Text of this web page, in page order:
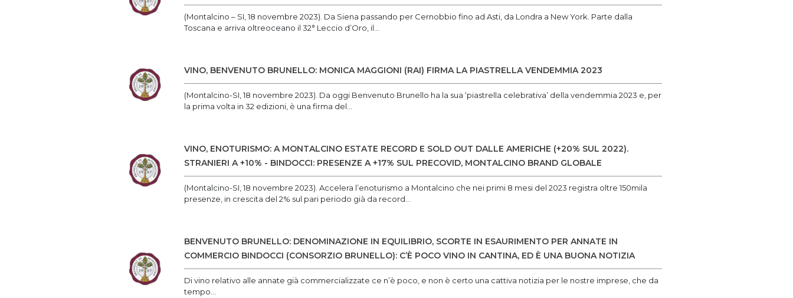
(Montalcino – SI, 18 novembre 2023). Da Siena passando per Cernobbio fino ad Asti, da Londra a New York. Parte dalla
Toscana e arriva oltreoceano il 32° Leccio d’Oro, il...
VINO, BENVENUTO BRUNELLO: MONICA MAGGIONI (RAI) FIRMA LA PIASTRELLA VENDEMMIA 2023
(Montalcino-SI, 18 novembre 2023). Da oggi Benvenuto Brunello ha la sua ‘piastrella celebrativa’ della vendemmia 2023 e, per
la prima volta in 32 edizioni, è una firma del...
VINO, ENOTURISMO: A MONTALCINO ESTATE RECORD E SOLD OUT DALLE AMERICHE (+20% SUL 2022).
STRANIERI A +10% - BINDOCCI: PRESENZE A +17% SUL PRECOVID, MONTALCINO BRAND GLOBALE
(Montalcino-SI, 18 novembre 2023). Accelera l’enoturismo a Montalcino che nei primi 8 mesi del 2023 registra oltre 150mila
presenze, in crescita del 2% sul pari periodo già da record...
BENVENUTO BRUNELLO: DENOMINAZIONE IN EQUILIBRIO, SCORTE IN ESAURIMENTO PER ANNATE IN
COMMERCIO BINDOCCI (CONSORZIO BRUNELLO): C’È POCO VINO IN CANTINA, ED È UNA BUONA NOTIZIA
Di vino relativo alle annate già commercializzate ce n’è poco, e non è certo una cattiva notizia per le nostre imprese, che da
tempo...